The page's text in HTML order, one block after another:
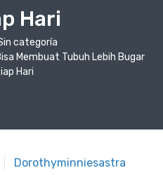
Hari
categoría
Membuat Tubuh Lebih Bugar
Hari
Dorothyminniesastra